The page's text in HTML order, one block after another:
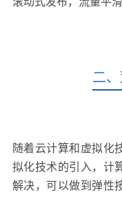
二
随着云计算和虚拟化
拟化技术的引入，计
解决，可以做到弹性